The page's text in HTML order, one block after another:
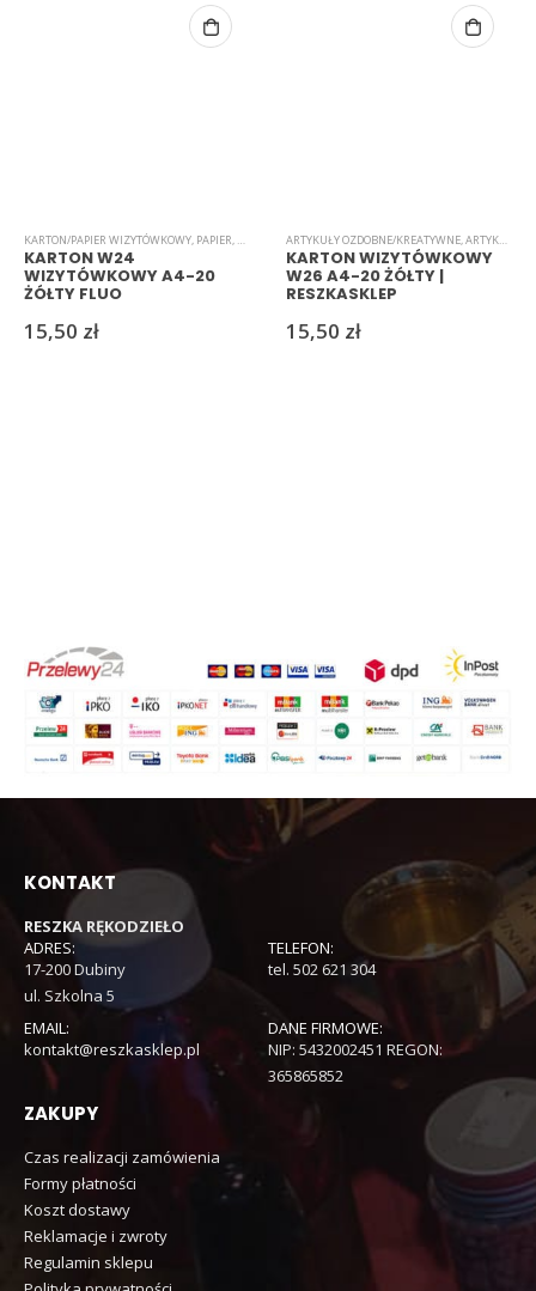
KARTON/PAPIER WIZYTÓWKOWY, PAPIER, ARTYKUŁY OZDOBNE/KREATYWNE,ARTYKUŁY SZKOLNE I
KARTON W24
WIZYTÓWKOWY A4-20
ŻÓŁTY FLUO
15,50 zł
ARTYKUŁY OZDOBNE/KREATYWNE,ARTYKUŁY SZKOLNE I BIUROWE
KARTON WIZYTÓWKOWY
W26 A4-20 ŻÓŁTY |
RESZKASKLEP
15,50 zł
KONTAKT
RESZKA RĘKODZIEŁO
ADRES:
17-200 Dubiny
ul. Szkolna 5
TELEFON:
tel. 502 621 304
EMAIL:
kontakt@reszkasklep.pl
DANE FIRMOWE:
NIP: 5432002451 REGON:
365865852
ZAKUPY
Czas realizacji zamówienia
Formy płatności
Koszt dostawy
Reklamacje i zwroty
Regulamin sklepu